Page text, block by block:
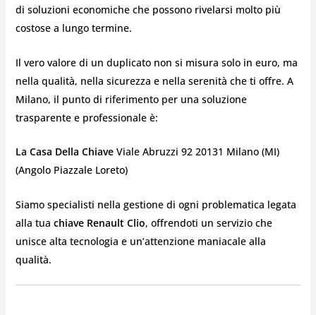
di soluzioni economiche che possono rivelarsi molto più
costose a lungo termine.
Il vero valore di un duplicato non si misura solo in euro, ma
nella qualità, nella sicurezza e nella serenità che ti offre. A
Milano, il punto di riferimento per una soluzione
trasparente e professionale è:
La Casa Della ChiaveViale Abruzzi 92 20131 Milano (MI)
(Angolo Piazzale Loreto)
Siamo specialisti nella gestione di ogni problematica legata
alla tua chiave Renault Clio, offrendoti un servizio che
unisce alta tecnologia e un’attenzione maniacale alla
qualità.